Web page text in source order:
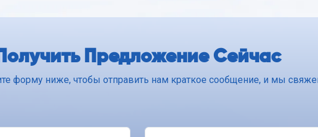
Получить Предложение Сейчас
форму ниже, чтобы отправить нам краткое сообщение, и мы